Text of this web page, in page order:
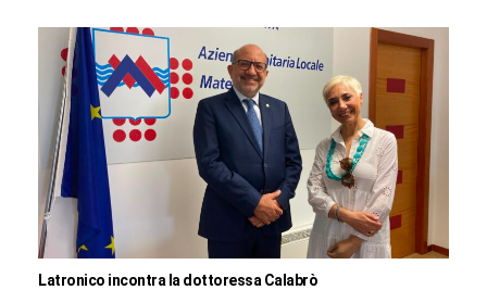
Latronico incontra la dottoressa Calabrò